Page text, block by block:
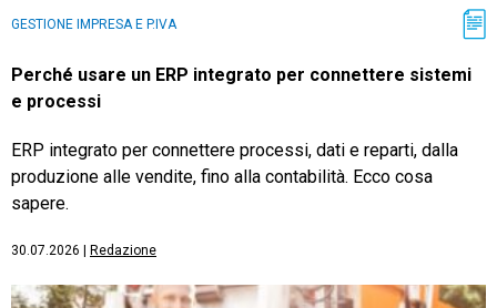
GESTIONE IMPRESA E P.IVA
Perché usare un ERP integrato per connettere sistemi
e processi
ERP integrato per connettere processi, dati e reparti, dalla
produzione alle vendite, fino alla contabilità. Ecco cosa
sapere.
30.07.2026 Redazione